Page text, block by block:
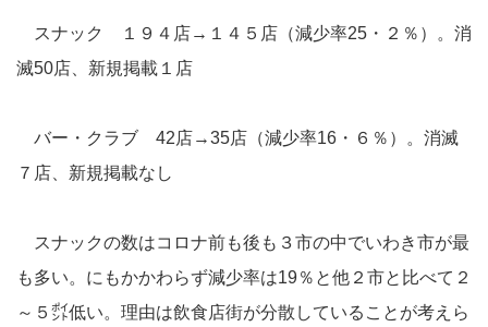
スナック １９４店→１４５店（減少率25・２％）。消
滅50店、新規掲載１店
バー・クラブ 42店→35店（減少率16・６％）。消滅
７店、新規掲載なし
スナックの数はコロナ前も後も３市の中でいわき市が最
も多い。にもかかわらず減少率は19％と他２市と比べて２
～５㌽低い。理由は飲食店街が分散していることが考えら